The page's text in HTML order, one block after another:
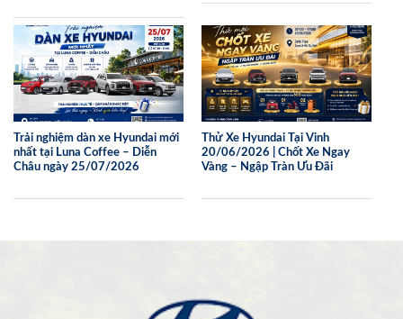
Trải nghiệm dàn xe Hyundai mới
nhất tại Luna Coffee – Diễn
Châu ngày 25/07/2026
Thử Xe Hyundai Tại Vinh
20/06/2026 | Chốt Xe Ngay
Vàng – Ngập Tràn Ưu Đãi